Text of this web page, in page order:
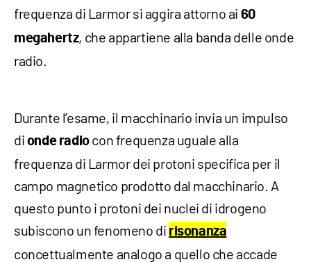
frequenza di Larmor si aggira attorno ai 60
megahertz, che appartiene alla banda delle onde
radio.
Durante l’esame, il macchinario invia un impulso
di onde radiocon frequenza uguale alla
frequenza di Larmor dei protoni specifica per il
campo magnetico prodotto dal macchinario. A
questo punto i protoni dei nuclei di idrogeno
subiscono un fenomeno di risonanza
concettualmente analogo a quello che accade